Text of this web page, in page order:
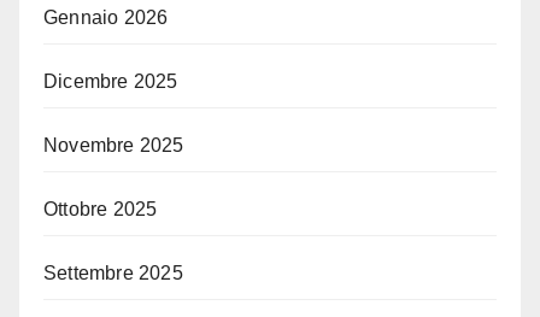
Gennaio 2026
Dicembre 2025
Novembre 2025
Ottobre 2025
Settembre 2025